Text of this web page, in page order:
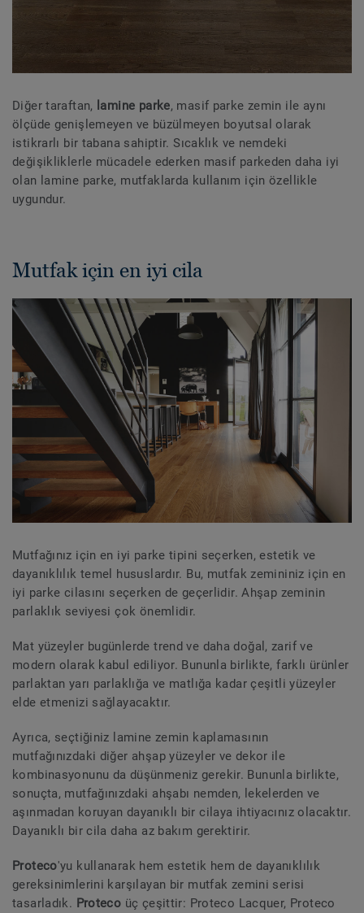
Diğer taraftan, lamine parke, masif parke zemin ile aynı
ölçüde genişlemeyen ve büzülmeyen boyutsal olarak
istikrarlı bir tabana sahiptir. Sıcaklık ve nemdeki
değişikliklerle mücadele ederken masif parkeden daha iyi
olan lamine parke, mutfaklarda kullanım için özellikle
uygundur.
Mutfak için en iyi cila
Mutfağınız için en iyi parke tipini seçerken, estetik ve
dayanıklılık temel hususlardır. Bu, mutfak zemininiz için en
iyi parke cilasını seçerken de geçerlidir. Ahşap zeminin
parlaklık seviyesi çok önemlidir.
Mat yüzeyler bugünlerde trend ve daha doğal, zarif ve
modern olarak kabul ediliyor. Bununla birlikte, farklı ürünler
parlaktan yarı parlaklığa ve matlığa kadar çeşitli yüzeyler
elde etmenizi sağlayacaktır.
Ayrıca, seçtiğiniz lamine zemin kaplamasının
mutfağınızdaki diğer ahşap yüzeyler ve dekor ile
kombinasyonunu da düşünmeniz gerekir. Bununla birlikte,
sonuçta, mutfağınızdaki ahşabı nemden, lekelerden ve
aşınmadan koruyan dayanıklı bir cilaya ihtiyacınız olacaktır.
Dayanıklı bir cila daha az bakım gerektirir.
Proteco'yu kullanarak hem estetik hem de dayanıklılık
gereksinimlerini karşılayan bir mutfak zemini serisi
tasarladık. Proteco üç çeşittir: Proteco Lacquer, Proteco